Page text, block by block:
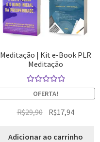
Meditação | Kit e-Book PLR
Meditação
Avaliação
5.00de 5
OFERTA!
R$29,90 R$17,94
Adicionar ao carrinho